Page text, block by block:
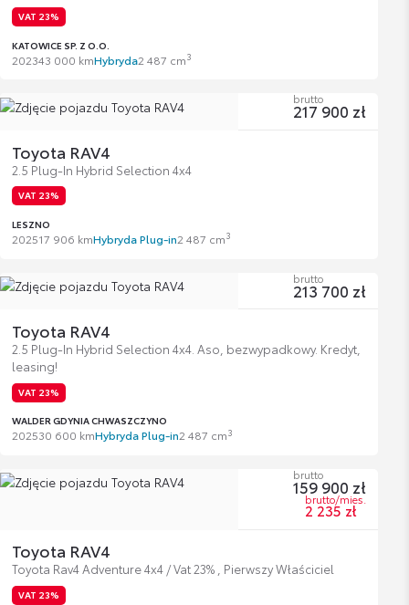
VAT 23%
KATOWICE SP. Z O.O.
202343 000 kmHybryda2 487 cm3
Toyota RAV4
2.5 Plug-In Hybrid Selection 4x4
VAT 23%
LESZNO
202517 906 kmHybryda Plug-in2 487 cm3
brutto
217 900 zł
Toyota RAV4
2.5 Plug-In Hybrid Selection 4x4. Aso, bezwypadkowy. Kredyt,
leasing!
VAT 23%
WALDER GDYNIA CHWASZCZYNO
202530 600 kmHybryda Plug-in2 487 cm3
brutto
213 700 zł
Toyota RAV4
Toyota Rav4 Adventure 4x4 / Vat 23% , Pierwszy Właściciel
VAT 23%
brutto
159 900 zł
brutto/mies.
2 235 zł